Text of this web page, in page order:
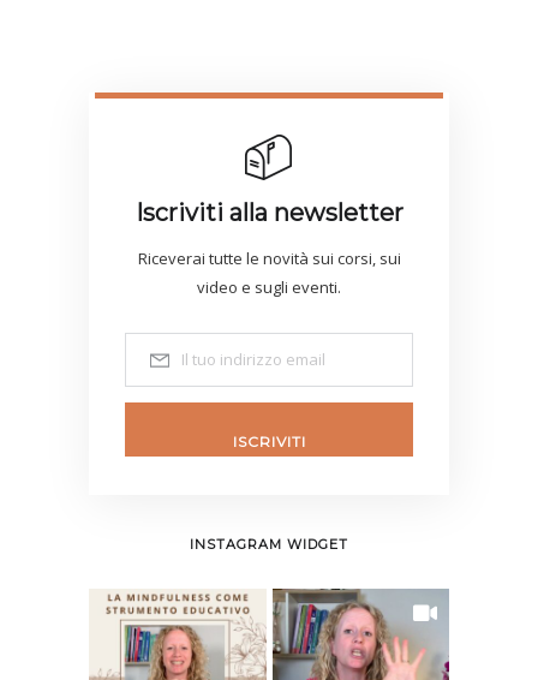
Iscriviti alla newsletter
Riceverai tutte le novità sui corsi, sui
video e sugli eventi.
ISCRIVITI
INSTAGRAM WIDGET